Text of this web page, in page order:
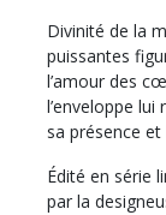
Divinité de la
puissantes
l’amour des
l’enveloppe
sa présence
Édité en série
par la